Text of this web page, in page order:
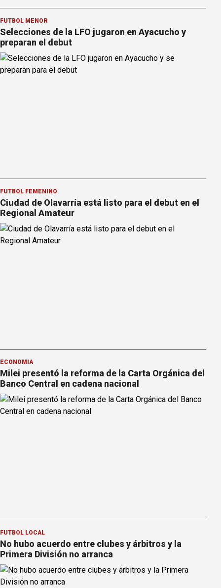
FÚTBOL MENOR
Selecciones de la LFO jugaron en Ayacucho y
preparan el debut
FÚTBOL FEMENINO
Ciudad de Olavarría está listo para el debut en el
Regional Amateur
ECONOMÍA
Milei presentó la reforma de la Carta Orgánica del
Banco Central en cadena nacional
FÚTBOL LOCAL
No hubo acuerdo entre clubes y árbitros y la
Primera División no arranca